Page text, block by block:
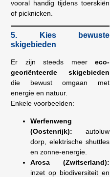
vooral handig tijdens toerskiën
of picknicken.
5. Kies bewuste
skigebieden
Er zijn steeds meer eco-
georiënteerde skigebieden
die bewust omgaan met
energie en natuur.
Enkele voorbeelden:
Werfenweng
(Oostenrijk): autoluw
dorp, elektrische shuttles
en zonne-energie.
Arosa (Zwitserland):
inzet op biodiversiteit en